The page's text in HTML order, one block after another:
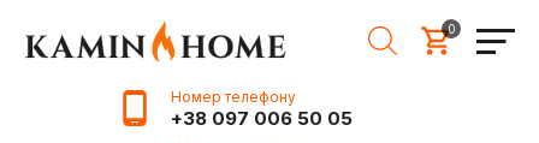
0
Номер телефону
+38 097 006 50 05